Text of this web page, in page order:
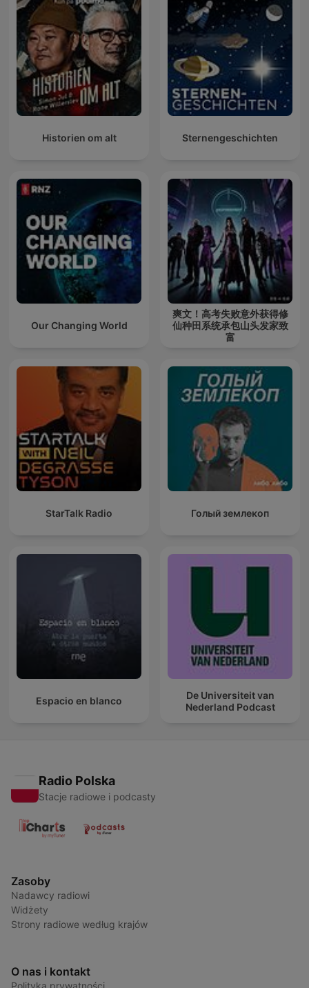
Historien om alt Sternengeschichten
Our Changing World
爽文！高考失败意外获得修
仙种田系统承包山头发家致
富
StarTalk Radio Голый землекоп
Espacio en blanco
De Universiteit van
Nederland Podcast
Radio Polska
Stacje radiowe i podcasty
Zasoby
Nadawcy radiowi
Widżety
Strony radiowe według krajów
O nas i kontakt